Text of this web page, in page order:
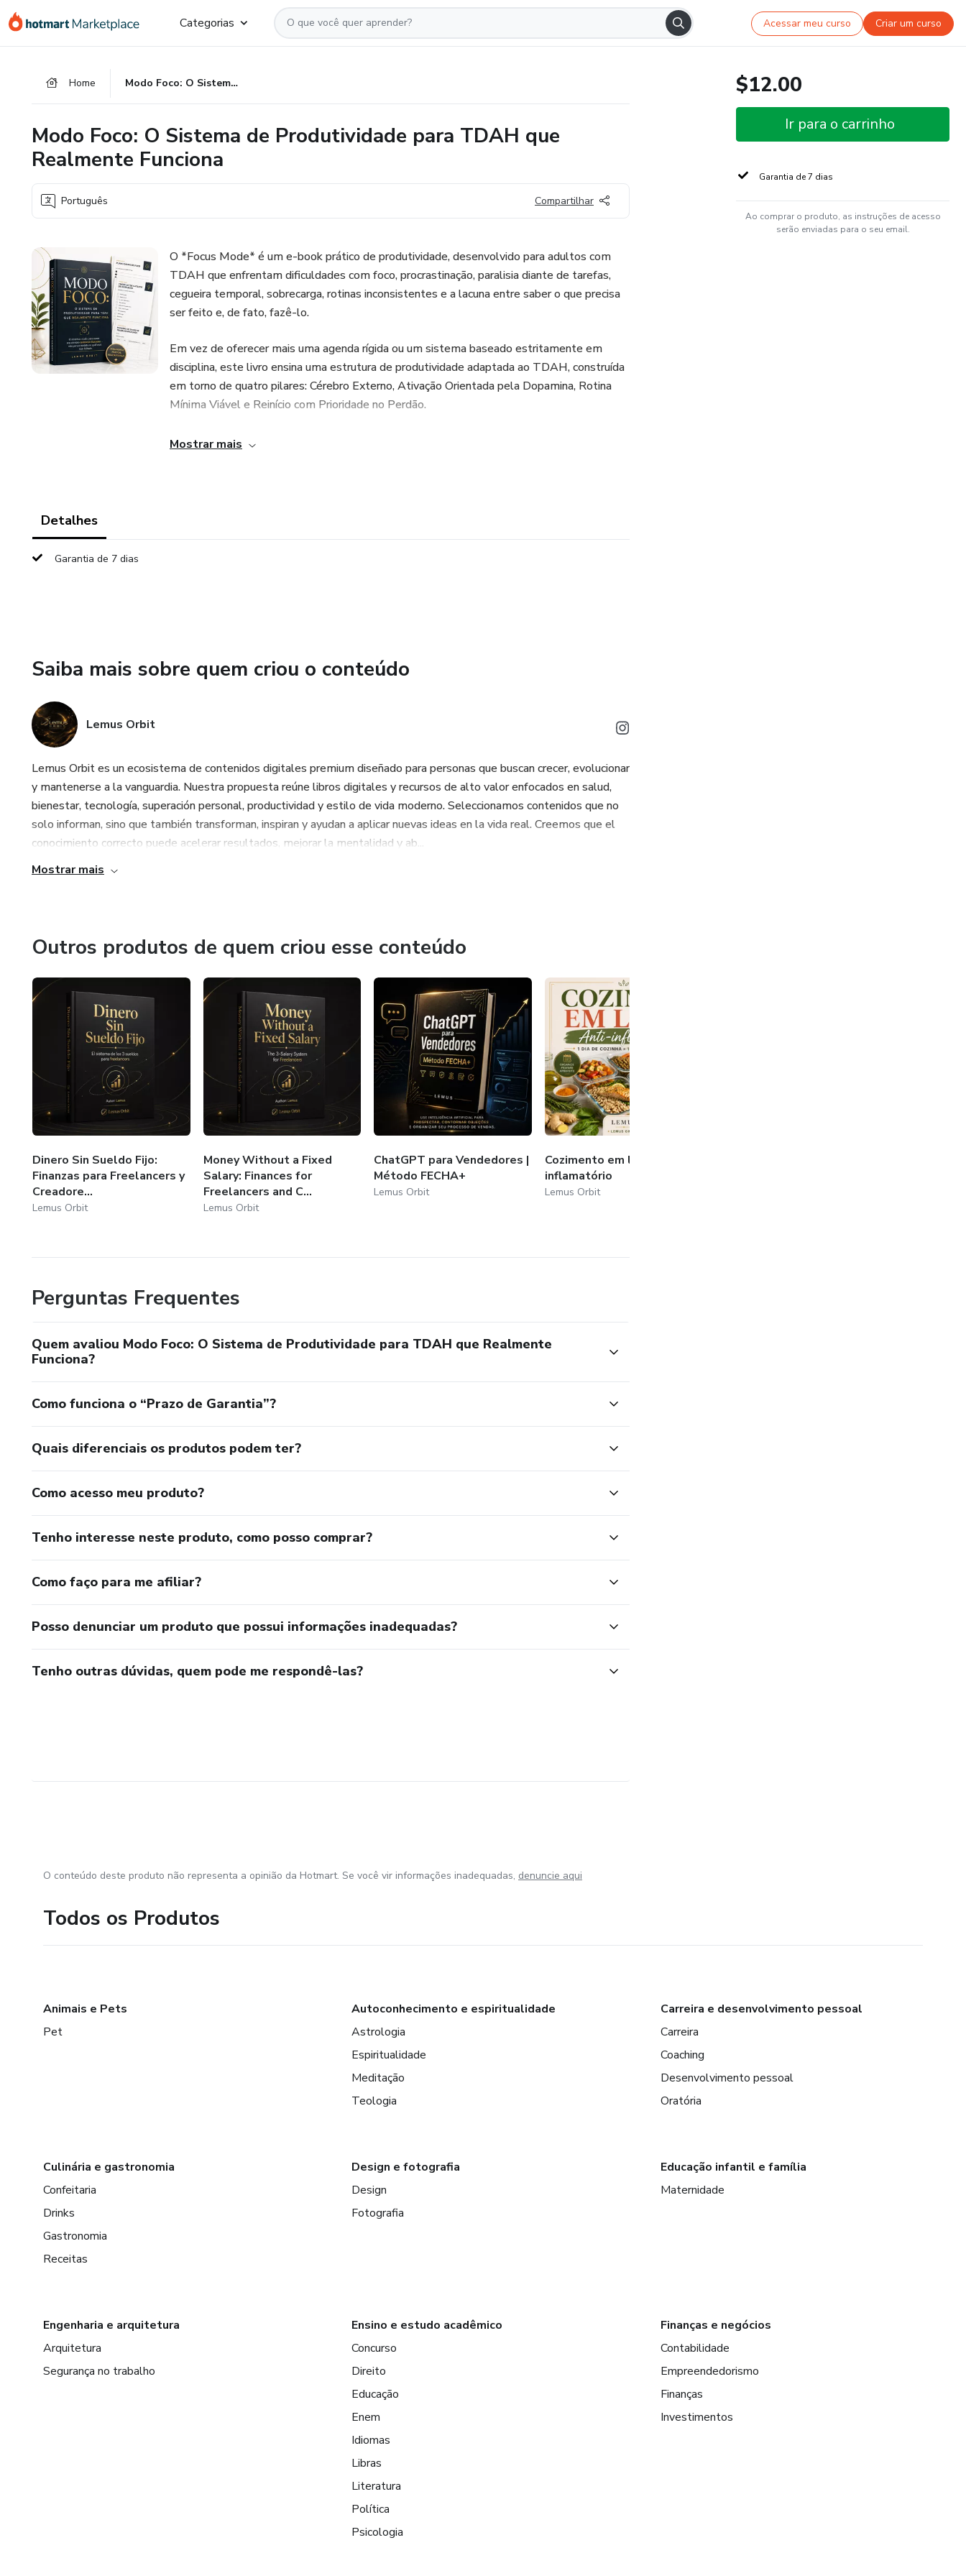
para
para
para
Categorias Acessar meu curso Criar um curso
Home Modo Foco: O Sistema de Produtividade para TDAH que Realmente Funciona
Modo Foco: O Sistema de Produtividade para TDAH que
Realmente Funciona
Português Compartilhar
O *Focus Mode* é um e-book prático de produtividade, desenvolvido para adultos com
TDAH que enfrentam dificuldades com foco, procrastinação, paralisia diante de tarefas,
cegueira temporal, sobrecarga, rotinas inconsistentes e a lacuna entre saber o que precisa
ser feito e, de fato, fazê-lo.
Em vez de oferecer mais uma agenda rígida ou um sistema baseado estritamente em
disciplina, este livro ensina uma estrutura de produtividade adaptada ao TDAH, construída
em torno de quatro pilares: Cérebro Externo, Ativação Orientada pela Dopamina, Rotina
Mínima Viável e Reinício com Prioridade no Perdão.
Em seu interior, os leitores encontrarão ferramentas práticas, *checklists*, modelos e
- Estrutura de planejamento diário
- Menu de Dopamina
- *Checklist* de Reinício Semanal
- Plano de implementação de 7 dias
- Plano de ação de 30 dias
Importante: Este produto tem fins exclusivamente educacionais. Não constitui
aconselhamento médico, terapia, diagnóstico, tratamento ou substituto para
acompanhamento profissional. Os leitores devem consultar um profissional licenciado para
obter suporte médico ou de saúde mental.
Mostrar mais
Detalhes
Garantia de 7 dias
Saiba mais sobre quem criou o conteúdo
Lemus Orbit
Lemus Orbit es un ecosistema de contenidos digitales premium diseñado para personas que buscan crecer, evolucionar
y mantenerse a la vanguardia. Nuestra propuesta reúne libros digitales y recursos de alto valor enfocados en salud,
bienestar, tecnología, superación personal, productividad y estilo de vida moderno. Seleccionamos contenidos que no
solo informan, sino que también transforman, inspiran y ayudan a aplicar nuevas ideas en la vida real. Creemos que el
conocimiento correcto puede acelerar resultados, mejorar la mentalidad y ab...
Mostrar mais
Outros produtos de quem criou esse conteúdo
Dinero Sin Sueldo Fijo:
Finanzas para Freelancers y
Creadore...
Lemus Orbit
Money Without a Fixed
Salary: Finances for
Freelancers and C...
Lemus Orbit
ChatGPT para Vendedores |
Método FECHA+
Lemus Orbit
Cozimento em lotes anti-
inflamatório
Lemus Orbit
Perguntas Frequentes
Quem avaliou Modo Foco: O Sistema de Produtividade para TDAH que Realmente
Funciona?
Como funciona o “Prazo de Garantia”?
Quais diferenciais os produtos podem ter?
Como acesso meu produto?
Tenho interesse neste produto, como posso comprar?
Como faço para me afiliar?
Posso denunciar um produto que possui informações inadequadas?
Tenho outras dúvidas, quem pode me respondê-las?
$12.00
Ir para o carrinho
Garantia de 7 dias
Ao comprar o produto, as instruções de acesso
serão enviadas para o seu email.
O conteúdo deste produto não representa a opinião da Hotmart. Se você vir informações inadequadas, denuncie aqui
Todos os Produtos
Animais e Pets
Pet
Autoconhecimento e espiritualidade
Astrologia
Espiritualidade
Meditação
Teologia
Carreira e desenvolvimento pessoal
Carreira
Coaching
Desenvolvimento pessoal
Oratória
Culinária e gastronomia
Confeitaria
Drinks
Gastronomia
Receitas
Design e fotografia
Design
Fotografia
Educação infantil e família
Maternidade
Engenharia e arquitetura
Arquitetura
Segurança no trabalho
Ensino e estudo acadêmico
Concurso
Direito
Educação
Enem
Idiomas
Libras
Literatura
Política
Psicologia
Finanças e negócios
Contabilidade
Empreendedorismo
Finanças
Investimentos